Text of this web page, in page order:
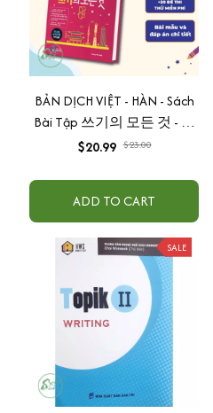
BẢN DỊCH VIỆT - HÀN - Sách
Bài Tập 쓰기의 모든 것 - All
About Korean Topik Writing
$20.99 $23.00
ADD TO CART
SALE